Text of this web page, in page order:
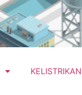
KELISTRIKAN